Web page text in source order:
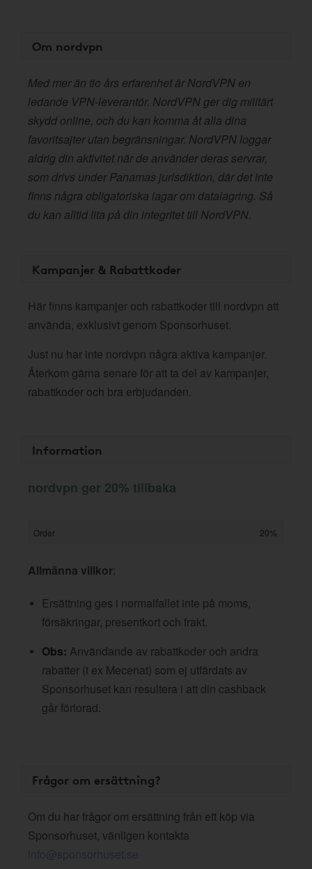
Om nordvpn
Med mer än tio års erfarenhet är NordVPN en
ledande VPN-leverantör. NordVPN ger dig militärt
skydd online, och du kan komma åt alla dina
favoritsajter utan begränsningar. NordVPN loggar
aldrig din aktivitet när de använder deras servrar,
som drivs under Panamas jurisdiktion, där det inte
finns några obligatoriska lagar om datalagring. Så
du kan alltid lita på din integritet till NordVPN.
Kampanjer & Rabattkoder
Här finns kampanjer och rabattkoder till nordvpn att
använda, exklusivt genom Sponsorhuset.
Just nu har inte nordvpn några aktiva kampanjer.
Återkom gärna senare för att ta del av kampanjer,
rabattkoder och bra erbjudanden.
Information
nordvpn ger 20% tillbaka
Order 20%
Allmänna villkor:
Ersättning ges i normalfallet inte på moms,
försäkringar, presentkort och frakt.
Obs: Användande av rabattkoder och andra
rabatter (t ex Mecenat) som ej utfärdats av
Sponsorhuset kan resultera i att din cashback
går förlorad.
Frågor om ersättning?
Om du har frågor om ersättning från ett köp via
Sponsorhuset, vänligen kontakta
info@sponsorhuset.se